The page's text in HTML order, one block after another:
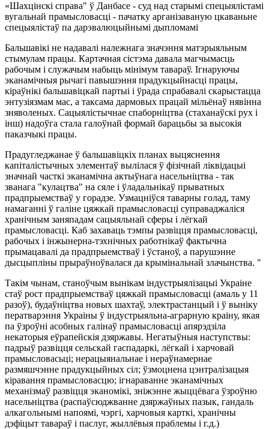
«Шахцінскі справа" ў Данбасе - суд над старымі спецыялістамі
вугальнай прамысловасці - пачатку арганізаваную цкаваньне
спецыялістаў па дарэвалюцыйнымі дыпломамі
Бальшавікі не надавалі належнага значэння матэрыяльным
стымулам працы. Картачная сістэма давала магчымасць
рабочым і служачым набыць мінімум тавараў. Ігнаруючы
эканамічныя рычагі павышэння прадукцыйнасці працы,
кіраўнікі бальшавіцкай партыі і ўрада спрабавалі скарыстацца
энтузіязмам мас, а таксама дармовых працай мільёнаў нявінна
зняволеных. Сацыялістычнае спаборніцтва (стаханаўскі рух і
інш) надоўга стала галоўнай формай барацьбы за высокія
паказчыкі працы.
Прадугледжанае ў бальшавіцкіх планах выцяснення
капіталістычных элементаў вылілася ў фізічнай ліквідацыі
значнай часткі эканамічна актыўнага насельніцтва - так
званага "кулацтва" на сяле і ўладальнікаў прыватных
прадпрыемстваў у горадзе. Узмацніўся таварны голад, таму
намаганні ў галіне цяжкай прамысловасці суправаджаліся
хранічным заняпадам сацыяльнай сферы і лёгкай
прамысловасці. Каб захаваць тэмпы развіцця прамысловасці,
рабочых і інжынерна-тэхнічных работнікаў фактычна
прымацавалі да прадпрыемстваў і ўстаноў, а парушэнне
дысцыпліны прыраўноўвалася да крымінальнай злачынства. "
Такім чынам, станоўчым вынікам індустрыялізацыі Украіне
стаў рост прадпрыемстваў цяжкай прамысловасці (амаль у 11
разоў), будаўніцтва новых шахтаў, электрастанцый і ў выніку
ператварэння Украіны ў індустрыяльна-аграрную краіну, якая
па ўзроўні асобных галінаў прамысловасці апярэдзіла
некаторыя еўрапейскія дзяржавы. Негатыўныя наступствы:
падрыў развіцця сельскай гаспадаркі, лёгкай і харчовай
прамысловасьці; нерацыянальнае і нераўнамернае
размяшчэнне прадукцыйных сіл; ўзмоцнена цэнтралізацыя
кіравання прамысловасцю; ігнараванне эканамічных
механізмаў развіцця эканомікі, зніжэнне жыццёвага ўзроўню
насельніцтва (распаўсюджванне дзяржаўных пазык, гандаль
алкагольнымі напоямі, чэргі, харчовыя карткі, хранічны
дэфіцыт тавараў і паслуг, жыллёвыя праблемы і г.д.)